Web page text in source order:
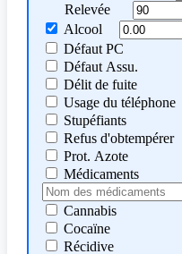
Relevée
Alcool
Défaut PC
Défaut Assu.
Délit de fuite
Usage du téléphone
Stupéfiants
Refus d'obtempérer
Prot. Azote
Médicaments
Cannabis
Cocaïne
Récidive